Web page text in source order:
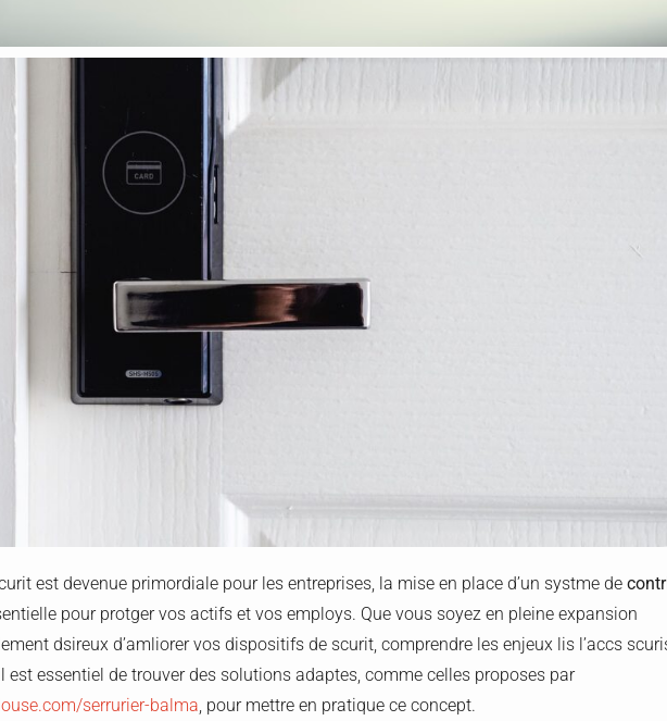
est devenue primordiale pour les entreprises, la mise en place d’un systme de
pour protger vos actifs et vos employs. Que vous soyez en pleine expansion
dsireux d’amliorer vos dispositifs de scurit, comprendre les enjeux lis l’accs
est essentiel de trouver des solutions adaptes, comme celles proposes par
serrurier-balma, pour mettre en pratique ce concept.